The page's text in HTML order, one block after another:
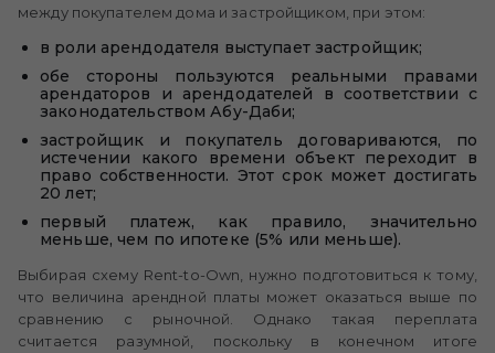
между покупателем дома и застройщиком, при этом:
в роли арендодателя выступает застройщик;
обе стороны пользуются реальными правами
арендаторов и арендодателей в соответствии с
законодательством Абу-Даби;
застройщик и покупатель договариваются, по
истечении какого времени объект переходит в
право собственности. Этот срок может достигать
20 лет;
первый платеж, как правило, значительно
меньше, чем по ипотеке (5% или меньше).
Выбирая схему Rent-to-Own, нужно подготовиться к тому,
что величина арендной платы может оказаться выше по
сравнению с рыночной. Однако такая переплата
считается разумной, поскольку в конечном итоге